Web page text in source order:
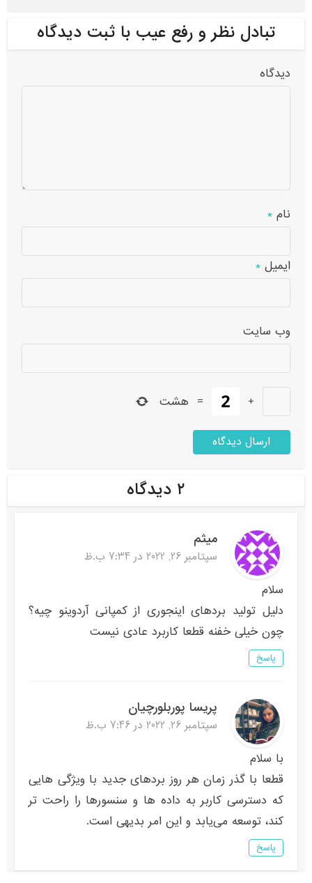
تبادل نظر و رفع عیب با ثبت دیدگاه
دیدگاه
نام*
ایمیل*
وب‌ سایت
+
= هشت
۲ دیدگاه
میثم
سپتامبر 26, 2022 در 7:34 ب.ظ
سلام
دلیل تولید بردهای اینجوری از کمپانی آردوینو چیه؟
چون خیلی خفنه قطعا کاربرد عادی نیست
پاسخ
پریسا پوربلورچیان
سپتامبر 26, 2022 در 7:46 ب.ظ
با سلام
قطعا با گذر زمان هر روز بردهای جدید با ویژگی هایی
که دسترسی کاربر به داده ها و سنسورها را راحت تر
کند، توسعه می‌یابد و این امر بدیهی است.
پاسخ